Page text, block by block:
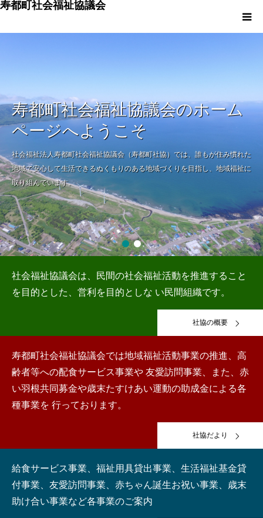
寿都町社会福祉協議会
寿都町社会福祉協議会のホーム
ページへようこそ
社会福祉法人寿都町社会福祉協議会（寿都町社協）では、誰もが住み慣れた
地域で安心して生活できるぬくもりのある地域づくりを目指し、地域福祉に
取り組んでいます。
社会福祉協議会は、民間の社会福祉活動を推進すること
を目的とした、営利を目的としな い民間組織です。
社協の概要
寿都町社会福祉協議会では地域福祉活動事業の推進、高
齢者等への配食サービス事業や 友愛訪問事業、また、赤
い羽根共同募金や歳末たすけあい運動の助成金による各
種事業を 行っております。
社協だより
給食サービス事業、福祉用具貸出事業、生活福祉基金貸
付事業、友愛訪問事業、赤ちゃん誕生お祝い事業、歳末
助け合い事業など各事業のご案内
事業内容
報告・決算
社協だより・リンク